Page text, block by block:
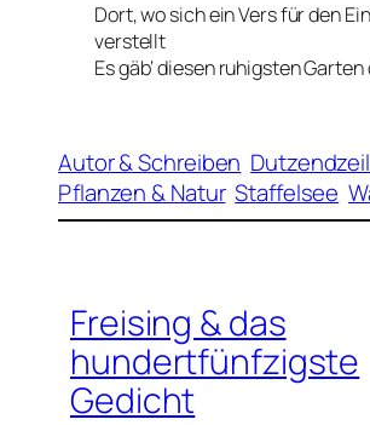
Dort, wo sich ein Vers für den
verstellt
Es gäb‘ diesen ruhigsten
Autor & Schreiben
Pflanzen & Natur Staffelsee
Freising & das
hundertfünfzigste
Gedicht